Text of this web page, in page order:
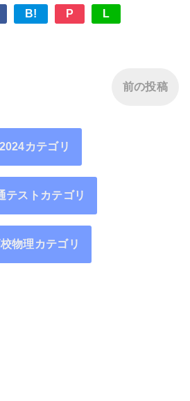
B! P L
前の投稿
2024カテゴリ
テストカテゴリ
物理カテゴリ